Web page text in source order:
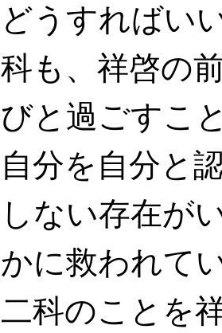
どうすればい
科も、祥啓の
びと過ごすこ
自分を自分と
しない存在が
かに救われて
二科のことを